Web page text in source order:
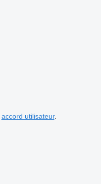
accord utilisateur.